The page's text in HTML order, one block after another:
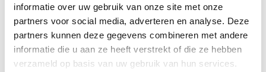
informatie over uw gebruik van onze site met onze
partners voor social media, adverteren en analyse. Deze
partners kunnen deze gegevens combineren met andere
informatie die u aan ze heeft verstrekt of die ze hebben
verzameld op basis van uw gebruik van hun services.
Grootverbruik (professioneel)
Natriumhypochloriet 12,5% – IBC ± 1150 kg – voor
automatische dosering bij zwembaden, sportcomplexen,